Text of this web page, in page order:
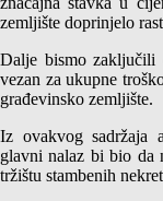
zemljište doprinjelo
Dalje bismo zaključili
vezan za ukupne
građevinsko zemljište.
Iz ovakvog sadržaja
glavni nalaz bi bio da
tržištu stambenih